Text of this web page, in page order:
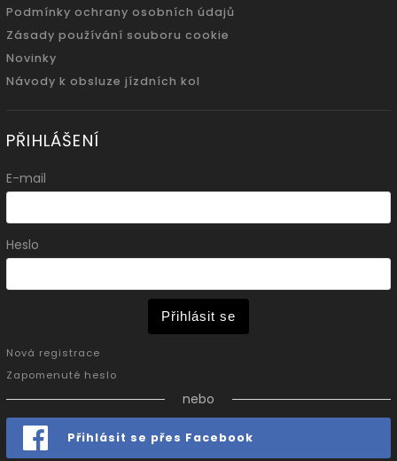
Podmínky ochrany osobních údajů
Zásady používání souboru cookie
Novinky
Návody k obsluze jízdních kol
PŘIHLÁŠENÍ
E-mail
Heslo
Přihlásit se
Nová registrace
Zapomenuté heslo
nebo
Přihlásit se přes Facebook